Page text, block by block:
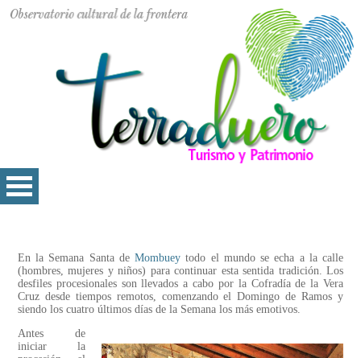
En la Semana Santa deMombuey todo el mundo se echa a la calle
(hombres, mujeres y niños) para continuar esta sentida tradición. Los
desfiles procesionales son llevados a cabo por la Cofradía de la Vera
Cruz desde tiempos remotos, comenzando el Domingo de Ramos y
siendo los cuatro últimos días de la Semana los más emotivos.
Antes de
iniciar la